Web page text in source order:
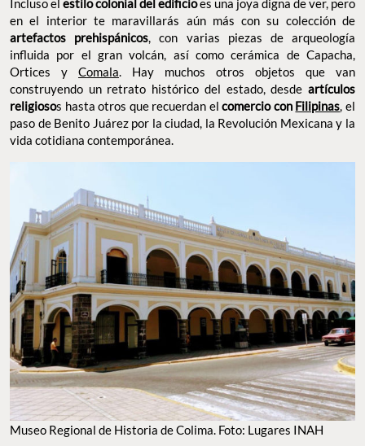
Incluso el estilo colonial del edificioes una joya digna de ver, pero
en el interior te maravillarás aún más con su colección de
artefactos prehispánicos, con varias piezas de arqueología
influida por el gran volcán, así como cerámica de Capacha,
Ortices y Comala. Hay muchos otros objetos que van
construyendo un retrato histórico del estado, desde artículos
religiosos hasta otros que recuerdan elcomercio con Filipinas, el
paso de Benito Juárez por la ciudad, la Revolución Mexicana y la
vida cotidiana contemporánea.
Museo Regional de Historia de Colima. Foto: Lugares INAH